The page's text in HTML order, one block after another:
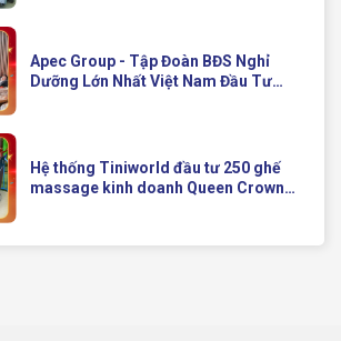
Apec Group - Tập Đoàn BĐS Nghỉ
Dưỡng Lớn Nhất Việt Nam Đầu Tư
Hệ thống Tiniworld đầu tư 250 ghế
massage kinh doanh Queen Crown